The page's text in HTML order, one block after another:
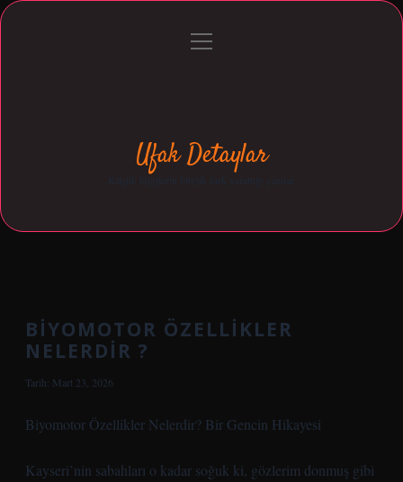
Gizlilik Politikası
menüyü
Ufak Detaylar
BIYOMOTOR ÖZELLIKLER
NELERDIR ?
Tarih: Mart 23, 2026
Biyomotor Özellikler Nelerdir? Bir Gencin Hikayesi
Kayseri’nin sabahları o kadar soğuk ki, gözlerim donmuş gibi